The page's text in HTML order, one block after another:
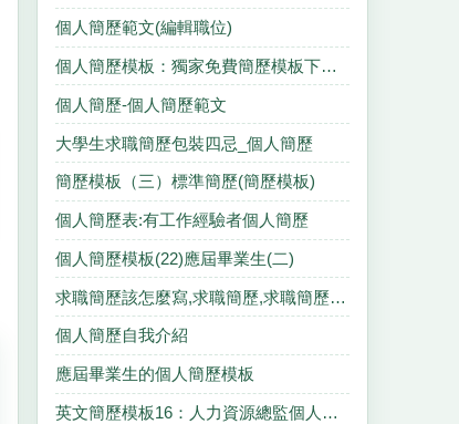
個人簡歷範文(編輯職位)
個人簡歷模板：獨家免費簡歷模板下載一
個人簡歷-個人簡歷範文
大學生求職簡歷包裝四忌_個人簡歷
簡歷模板（三）標準簡歷(簡歷模板)
個人簡歷表:有工作經驗者個人簡歷
個人簡歷模板(22)應屆畢業生(二)
求職簡歷該怎麼寫,求職簡歷,求職簡歷,求職簡歷.
個人簡歷自我介紹
應屆畢業生的個人簡歷模板
英文簡歷模板16：人力資源總監個人簡歷